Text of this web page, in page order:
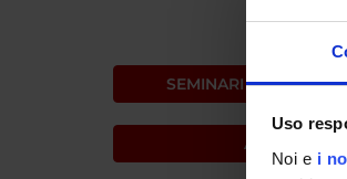
Uso
Noi e i
SEMINARI
AGENDA DI